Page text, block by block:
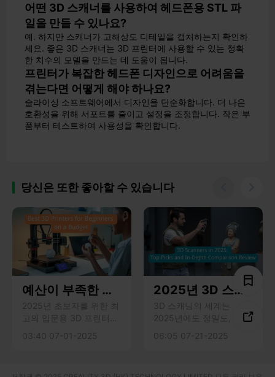
어떤 3D 스캐너를 사용하여 헤드폰용 STL 파
일을 만들 수 있나요?
예. 하지만 스캐너가 고해상도 디테일을 캡처하는지 확인하
세요. 좋은 3D 스캐너는 3D 프린터에 사용할 수 있는 정확
한 치수의 모델을 만드는 데 도움이 됩니다.
프린터가 복잡한 헤드폰 디자인으로 어려움을
겪는다면 어떻게 해야 하나요?
슬라이싱 소프트웨어에서 디자인을 단순화합니다. 더 나은
호환성을 위해 서포트를 줄이고 설정을 조정합니다. 작은 부
품부터 테스트하여 사용성을 확인합니다.
당신은 또한 좋아할 수 있습니다
예산이 부족한 초
보자를 위한 최고
의 3D 프린터
2025년 초보자를 위한 최
고의 입문용 3D 프린터로
적인 인쇄 품질을 갖춘 최
03:40 07-01-2025
2025년 3D 스캐
너: 상위 추천 및
심층 비교 검토
3D 스캐닝의 세계는
2025년에도 정밀도, 속도,
새로운 기술을 통해 빠르
06:05 07-21-2025
